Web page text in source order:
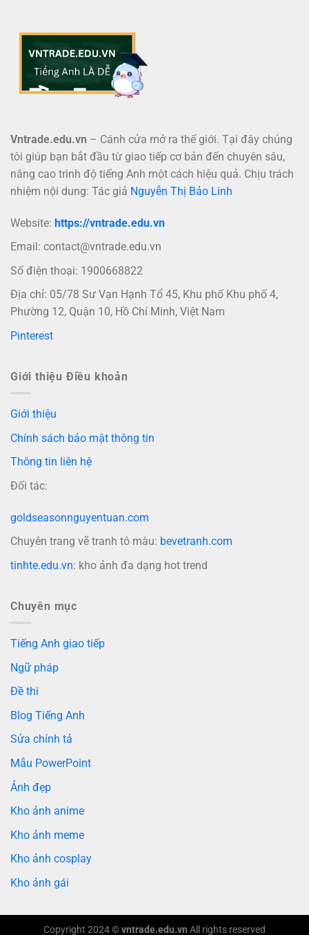
Vntrade.edu.vn – Cánh cửa mở ra thế giới. Tại đây chúng
tôi giúp bạn bắt đầu từ giao tiếp cơ bản đến chuyên sâu,
nâng cao trình độ tiếng Anh một cách hiệu quả. Chịu trách
nhiệm nội dung: Tác giả Nguyễn Thị Bảo Linh
Website: https://vntrade.edu.vn
Email: contact@vntrade.edu.vn
Số điện thoại: 1900668822
Địa chỉ: 05/78 Sư Vạn Hạnh Tổ 45, Khu phố Khu phố 4,
Phường 12, Quận 10, Hồ Chí Minh, Việt Nam
Pinterest
Giới thiệu Điều khoản
Giới thiệu
Chính sách bảo mật thông tin
Thông tin liên hệ
Đối tác:
goldseasonnguyentuan.com
Chuyên trang vẽ tranh tô màu: bevetranh.com
tinhte.edu.vn: kho ảnh đa dạng hot trend
Chuyên mục
Tiếng Anh giao tiếp
Ngữ pháp
Đề thi
Blog Tiếng Anh
Sửa chính tả
Mẫu PowerPoint
Ảnh đẹp
Kho ảnh anime
Kho ảnh meme
Kho ảnh cosplay
Kho ảnh gái
Copyright 2024 ©vntrade.edu.vn All rights reserved